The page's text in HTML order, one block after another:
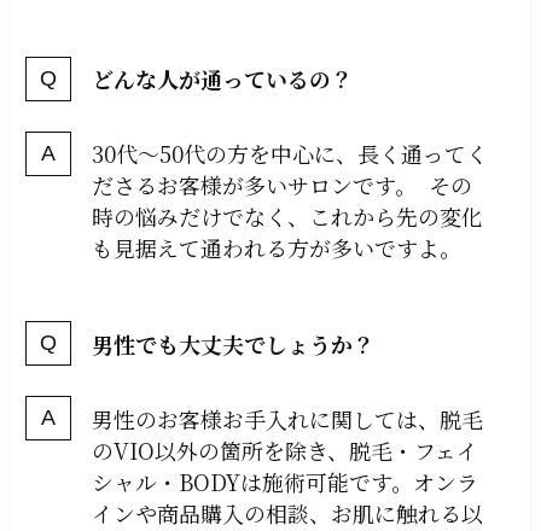
どんな人が通っているの？
30代〜50代の方を中心に、長く通ってく
ださるお客様が多いサロンです。 その
時の悩みだけでなく、これから先の変化
も見据えて通われる方が多いですよ。
男性でも大丈夫でしょうか？
男性のお客様お手入れに関しては、脱毛
のVIO以外の箇所を除き、脱毛・フェイ
シャル・BODYは施術可能です。オンラ
インや商品購入の相談、お肌に触れる以